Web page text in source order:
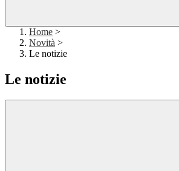
Home >
Novità >
Le notizie
Le notizie